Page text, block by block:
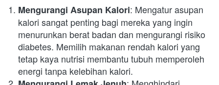
Mengurangi Asupan Kalori: Mengatur asupan
kalori sangat penting bagi mereka yang ingin
menurunkan berat badan dan mengurangi risiko
diabetes. Memilih makanan rendah kalori yang
tetap kaya nutrisi membantu tubuh memperoleh
energi tanpa kelebihan kalori.